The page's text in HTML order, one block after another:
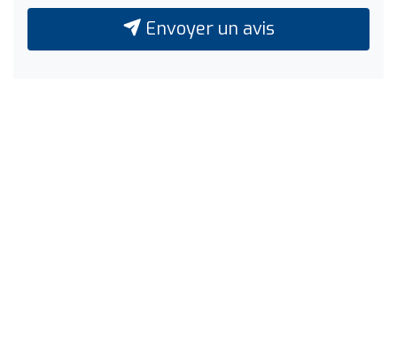
Envoyer un avis